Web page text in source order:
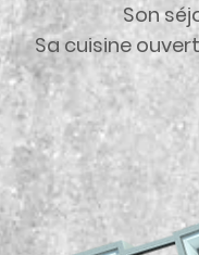
Son
Sa cuisine